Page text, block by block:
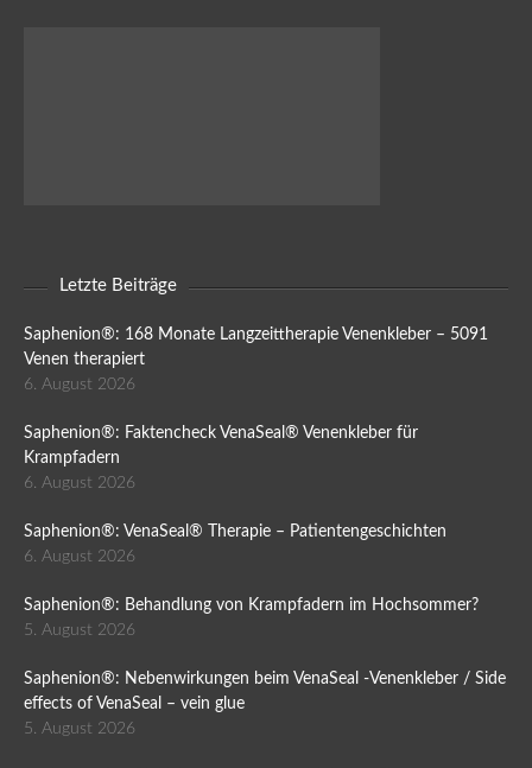
Letzte Beiträge
Saphenion®: 168 Monate Langzeittherapie Venenkleber – 5091
Venen therapiert
6. August 2026
Saphenion®: Faktencheck VenaSeal® Venenkleber für
Krampfadern
6. August 2026
Saphenion®: VenaSeal® Therapie – Patientengeschichten
6. August 2026
Saphenion®: Behandlung von Krampfadern im Hochsommer?
5. August 2026
Saphenion®: Nebenwirkungen beim VenaSeal -Venenkleber / Side
effects of VenaSeal – vein glue
5. August 2026